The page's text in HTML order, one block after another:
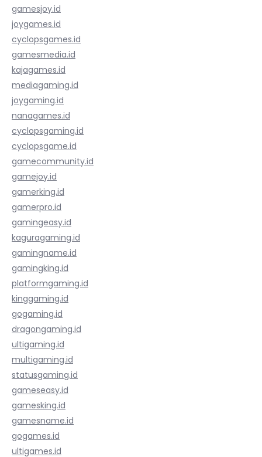
gamesjoy.id
joygames.id
cyclopsgames.id
gamesmedia.id
kajagames.id
mediagaming.id
joygaming.id
nanagames.id
cyclopsgaming.id
cyclopsgame.id
gamecommunity.id
gamejoy.id
gamerking.id
gamerpro.id
gamingeasy.id
kaguragaming.id
gamingname.id
gamingking.id
platformgaming.id
kinggaming.id
gogaming.id
dragongaming.id
ultigaming.id
multigaming.id
statusgaming.id
gameseasy.id
gamesking.id
gamesname.id
gogames.id
ultigames.id